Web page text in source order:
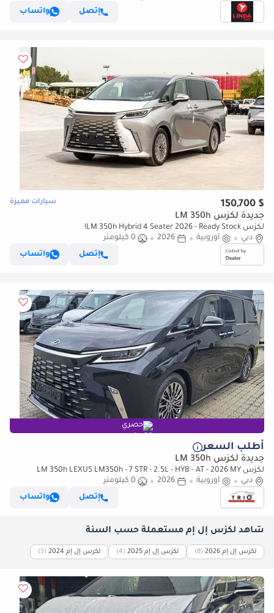
إتصل
واتساب
$ 150,700 سيارات مميزة
جديدة لكزس LM 350h
لكزس LM 350h Hybrid 4 Seater 2026 - Ready Stock!
دبي
أوروبية 2026
0 كيلومتر
إتصل
واتساب
حصري
أطلب السعر
جديدة لكزس LM 350h
لكزس LM 350h LEXUS LM350h - 7 STR - 2.5L - HYB - AT - 2026 MY
دبي
أوروبية 2026
0 كيلومتر
إتصل
واتساب
شاهد لكزس إل إم مستعملة حسب السنة
لكزس إل إم 2026 (8) لكزس إل إم 2025 (4) لكزس إل إم 2024 (3)